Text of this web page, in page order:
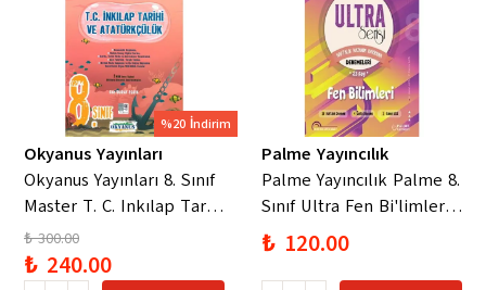
%20 İndirim
Okyanus Yayınları
Okyanus Yayınları 8. Sınıf
Master T. C. Inkılap Tarihi
ve Atatürkçülük Soru
Bankası
₺ 300.00
₺ 240.00
Palme Yayıncılık
Palme Yayıncılık Palme 8.
Sınıf Ultra Fen Bi'limleri
Denemeleri 1. Dönem
₺ 120.00